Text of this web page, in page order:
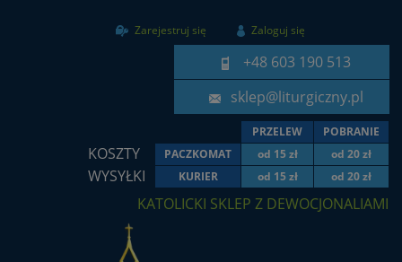
Zarejestruj się Zaloguj się
+48 603 190 513
sklep@liturgiczny.pl
PRZELEW POBRANIE
KOSZTY PACZKOMAT od 15 zł od 20 zł
WYSYŁKI KURIER od 15 zł od 20 zł
KATOLICKI SKLEP Z DEWOCJONALIAMI